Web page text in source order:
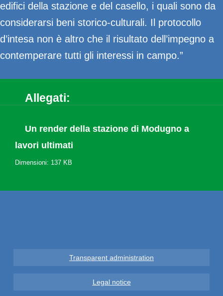
edifici della stazione e del casello, i quali sono da
considerarsi beni storico-culturali. Il protocollo
d’intesa non è altro che il risultato dell’impegno a
contemperare tutti gli interessi in campo.”
Allegati:
Un render della stazione di Modugno a
lavori ultimati
Dimensioni: 137 KB
Transparent administration
Legal notice